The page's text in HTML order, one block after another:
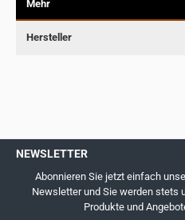
Mehr
Hersteller
NEWSLETTER
Abonnieren Sie jetzt einfach
Newsletter und Sie werden stets
Produkte und